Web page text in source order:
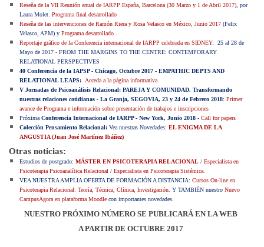
Reseña de la VII Reunión anual de IARPP España, Barcelona (30 Marzo y 1 de Abril 2017) , por
Laura Molet. Programa final desarrollado
Reseña de las intervenciones de Ramón Riera y Rosa Velasco en México, Junio 2017 (Felix
Velasco, APM) y Programa desarrollado
Reportaje gráfico de la Conferencia internacional de IARPP celebrada en SIDNEY: 25 al 28 de
Mayo de 2017 - FROM THE MARGINS TO THE CENTRE: CONTEMPORARY
RELATIONAL PERSPECTIVES
40 Conferencia de la IAPSP - Chicago, Octubre 2017 - EMPATHIC DEPTS AND
RELATIONAL LEAPS: Acceda a la página informativa
V Jornadas de Psicoanálisis Relacional: PAREJA Y COMUNIDAD. Transformando
nuestras relaciones cotidianas - La Granja, SEGOVIA, 23 y 24 de Febrero 2018: Primer
avance de Programa e información sobre presentación de trabajos e inscripciones
Próxima Conferencia Internacional de IARPP - New York, Junio 2018 - Call for papers
Colección Pensamiento Relacional: Vea nuestras Novedades: EL ENIGMA DE LA
ANGUSTIA (Juan José Martínez Ibáñez)
Otras noticias:
Estudios de postgrado: MÁSTER EN PSICOTERAPIA RELACIONAL / Especialista en
Psicoterapia Psicoanalítica Relacional / Especialista en Psicoterapia Sistémica
VEA NUESTRA AMPLIA OFERTA DE FORMACIÓN A DISTANCIA: Cursos On-line en
Psicoterapia Relacional: Teoría, Técnica, Clínica, Investigación . Y TAMBIÉN nuestro Nuevo
CampusAgora en plataforma Moodle con importantes novedades.
NUESTRO PRÓXIMO NÚMERO SE PUBLICARÁ EN LA WEB
A PARTIR DE OCTUBRE 2017